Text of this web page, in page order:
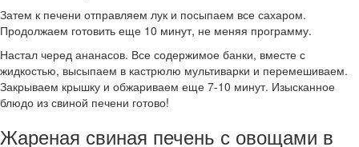
Затем к печени отправляем лук и посыпаем все сахаром.
Продолжаем готовить еще 10 минут, не меняя программу.
Настал черед ананасов. Все содержимое банки, вместе с
жидкостью, высыпаем в кастрюлю мультиварки и перемешиваем.
Закрываем крышку и обжариваем еще 7-10 минут. Изысканное
блюдо из свиной печени готово!
Жареная свиная печень с овощами в